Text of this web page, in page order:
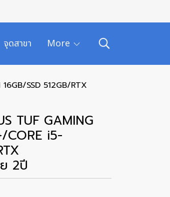
จุดสาขา More
SSD 512GB/RTX
TUF GAMING
CORE i5-
2ปี